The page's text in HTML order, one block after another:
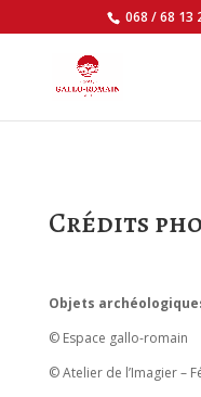
068 / 68 13
Crédits
Objets
© Espace gallo-romain
© Atelier de l’Imagier –